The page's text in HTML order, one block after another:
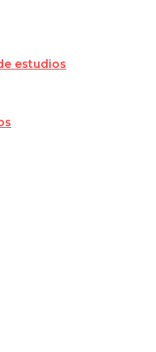
estudios